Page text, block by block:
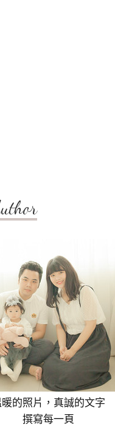
暖的照片，真誠的文字
撰寫每一頁